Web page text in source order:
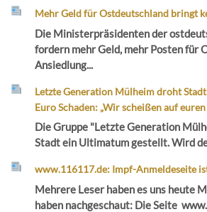
Mehr Geld für Ostdeutschland bringt
Die Ministerpräsidenten der
fordern mehr Geld, mehr Posten für
Ansiedlung...
Letzte Generation Mülheim droht
Euro Schaden: „Wir scheißen auf
Die Gruppe "Letzte Generation
Stadt ein Ultimatum gestellt. Wird
www.116117.de: Impf-Anmeldeseite
Mehrere Leser haben es uns heute
haben nachgeschaut: Die Seite